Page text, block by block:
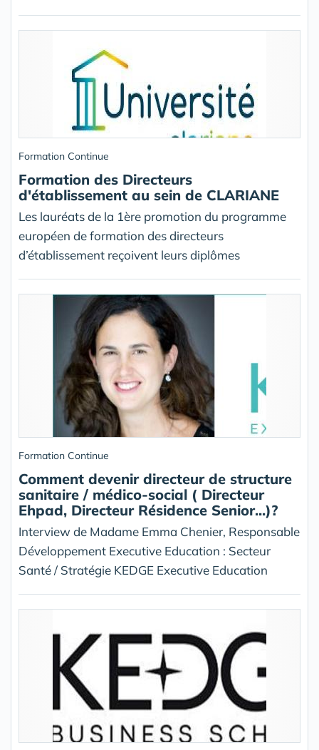
Formation Continue
Formation des Directeurs
d'établissement au sein de CLARIANE
Les lauréats de la 1ère promotion du programme
européen de formation des directeurs
d’établissement reçoivent leurs diplômes
Formation Continue
Comment devenir directeur de structure
sanitaire / médico-social ( Directeur
Ehpad, Directeur Résidence Senior...)?
Interview de Madame Emma Chenier, Responsable
Développement Executive Education : Secteur
Santé / Stratégie KEDGE Executive Education